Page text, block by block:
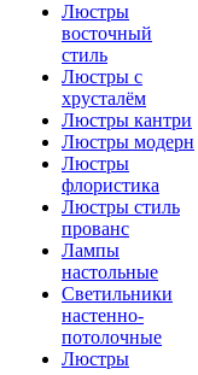
Люстры
восточный
стиль
Люстры с
хрусталём
Люстры кантри
Люстры модерн
Люстры
флористика
Люстры стиль
прованс
Лампы
настольные
Светильники
настенно-
потолочные
Люстры